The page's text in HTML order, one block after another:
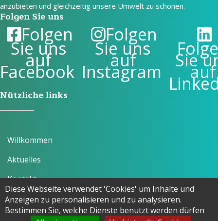
anzubieten und gleichzeitig unsere Umwelt zu schonen.
Folgen Sie uns
Folgen
Sie uns
auf
Facebook
Folgen
Sie uns
auf
Instagram
Sie
auf
Nützliche links
Willkommen
Aktuelles
Kontakt
Das Unternehmen
Unsere Werte und Zertifizierungen
Diese Webseite verwendet 'Cookies' um Inhalte und
Anzeigen zu personalisieren und zu analysieren.
Bestimmen Sie, welche Dienste benutzt werden dürfen